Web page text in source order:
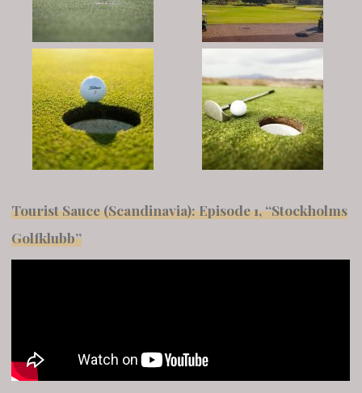
Tourist Sauce (Scandinavia): Episode 1, “Stockholms
Golfklubb”